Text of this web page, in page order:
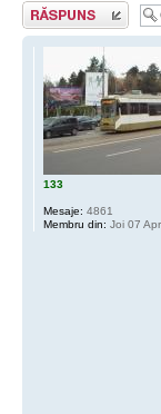
Răspunde
133
Mesaje: 4861
Membru din: Joi 07